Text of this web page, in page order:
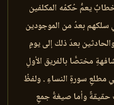
يعمُّ حُكمُه المكلفين
بعدُ من الموجودين
بعدَ ذلك إلى يومِ
مختصًّا بالفريق الأولِ
مطلعِ سورةِ النساءِ . ولفظُ
حقيقةً وأما صيغةُ جمعِ